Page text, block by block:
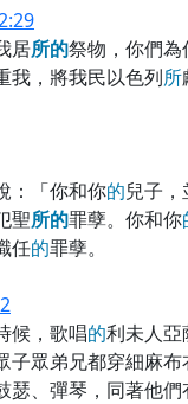
居所的祭物，你們
我，將我民以色列所
：「你和你的兒子
聖所的罪孽。你和你
任的罪孽。
候，歌唱的利未人亞
子眾弟兄都穿細麻
瑟、彈琴，同著他